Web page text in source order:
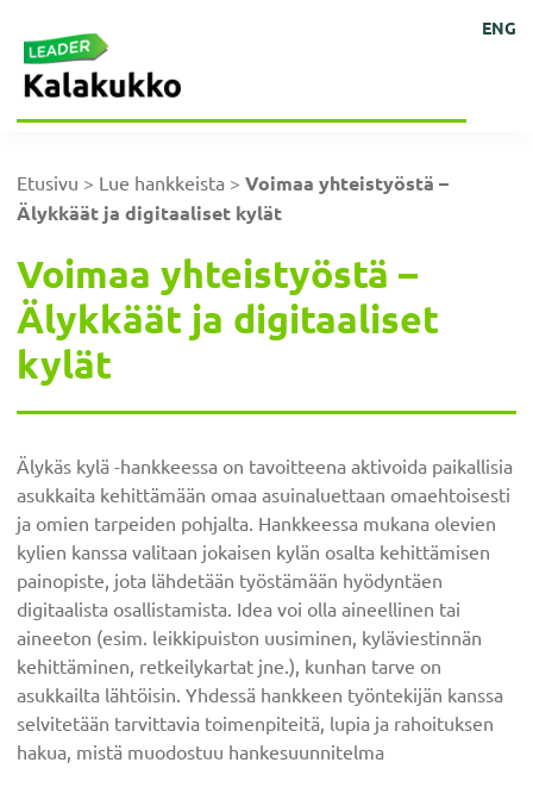
ENG
pääsisältöön
ensisijaiseen
sivupalkkiin
alatunnisteeseen
päävalikkoon
Kalakukko
ry
kokoisille
ideoille!
Etusivu > Lue hankkeista > Voimaa yhteistyöstä –
Älykkäät ja digitaaliset kylät
Voimaa yhteistyöstä –
Älykkäät ja digitaaliset
kylät
Älykäs kylä -hankkeessa on tavoitteena aktivoida paikallisia
asukkaita kehittämään omaa asuinaluettaan omaehtoisesti
ja omien tarpeiden pohjalta. Hankkeessa mukana olevien
kylien kanssa valitaan jokaisen kylän osalta kehittämisen
painopiste, jota lähdetään työstämään hyödyntäen
digitaalista osallistamista. Idea voi olla aineellinen tai
aineeton (esim. leikkipuiston uusiminen, kyläviestinnän
kehittäminen, retkeilykartat jne.), kunhan tarve on
asukkailta lähtöisin. Yhdessä hankkeen työntekijän kanssa
selvitetään tarvittavia toimenpiteitä, lupia ja rahoituksen
hakua, mistä muodostuu hankesuunnitelma